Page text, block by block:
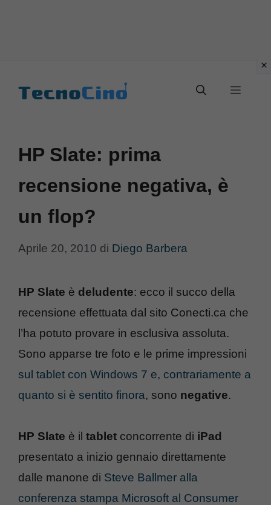
Menu
HP Slate: prima
recensione negativa, è
un flop?
Aprile 20, 2010 di Diego Barbera
HP Slate è deludente: ecco il succo della
recensione effettuata dal sito Conecti.ca che
l’ha potuto provare in esclusiva assoluta.
Sono apparse tre foto e le prime impressioni
sul tablet con Windows 7 e, contrariamente a
quanto si è sentito finora, sono negative.
HP Slate è il tablet concorrente di iPad
presentato a inizio gennaio direttamente
dalle manone di Steve Ballmer alla
conferenza stampa Microsoft al Consumer